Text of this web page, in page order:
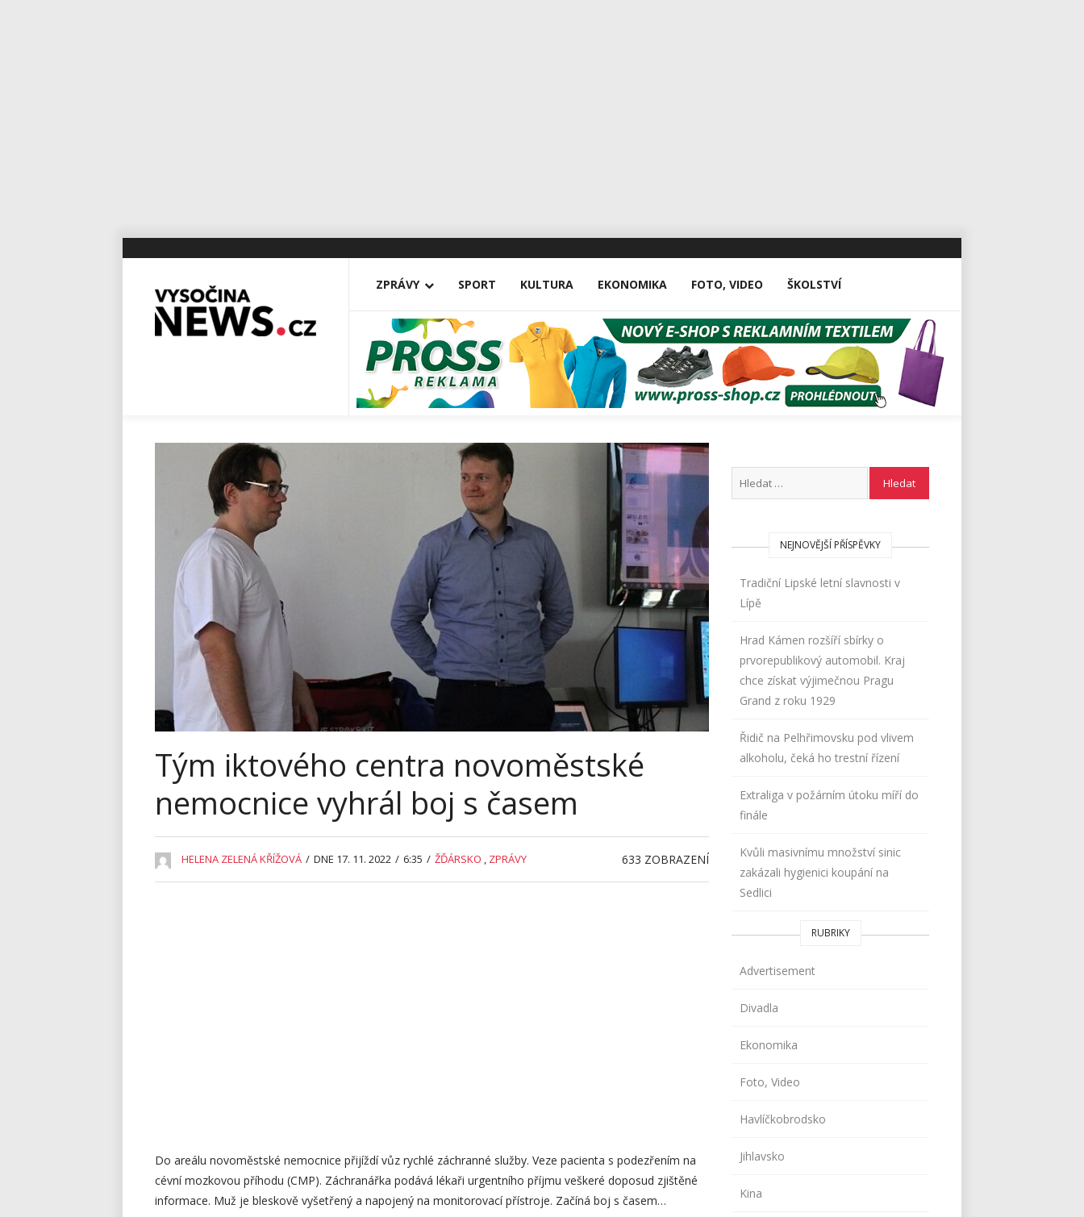
ZPRÁVY SPORT KULTURA EKONOMIKA FOTO, VIDEO ŠKOLSTVÍ
Tým iktového centra novoměstské
nemocnice vyhrál boj s časem
HELENA ZELENÁ KŘÍŽOVÁ / DNE 17. 11. 2022 / 6:35 / ŽĎÁRSKO , ZPRÁVY 633 ZOBRAZENÍ
Do areálu novoměstské nemocnice přijíždí vůz rychlé záchranné služby. Veze pacienta s podezřením na
cévní mozkovou příhodu (CMP). Záchranářka podává lékaři urgentního příjmu veškeré doposud zjištěné
informace. Muž je bleskově vyšetřený a napojený na monitorovací přístroje. Začíná boj s časem…
NEJNOVĚJŠÍ PŘÍSPĚVKY
Tradiční Lipské letní slavnosti v
Lípě
Hrad Kámen rozšíří sbírky o
prvorepublikový automobil. Kraj
chce získat výjimečnou Pragu
Grand z roku 1929
Řidič na Pelhřimovsku pod vlivem
alkoholu, čeká ho trestní řízení
Extraliga v požárním útoku míří do
finále
Kvůli masivnímu množství sinic
zakázali hygienici koupání na
Sedlici
RUBRIKY
Advertisement
Divadla
Ekonomika
Foto, Video
Havlíčkobrodsko
Jihlavsko
Kina